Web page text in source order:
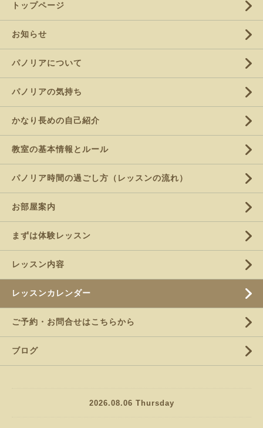
トップページ
お知らせ
パノリアについて
パノリアの気持ち
かなり長めの自己紹介
教室の基本情報とルール
パノリア時間の過ごし方（レッスンの流れ）
お部屋案内
まずは体験レッスン
レッスン内容
レッスンカレンダー
ご予約・お問合せはこちらから
ブログ
2026.08.06 Thursday